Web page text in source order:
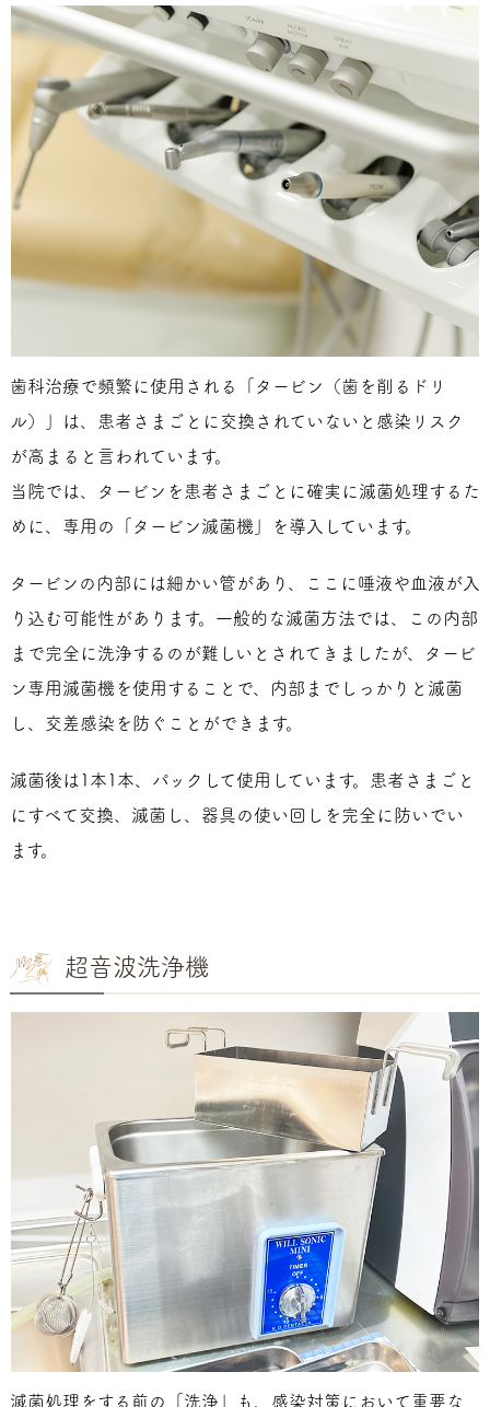
歯科治療で頻繁に使用される「タービン（歯を削るドリ
ル）」は、患者さまごとに交換されていないと感染リスク
が高まると言われています。
当院では、タービンを患者さまごとに確実に滅菌処理するた
めに、専用の「タービン滅菌機」を導入しています。
タービンの内部には細かい管があり、ここに唾液や血液が入
り込む可能性があります。一般的な滅菌方法では、この内部
まで完全に洗浄するのが難しいとされてきましたが、タービ
ン専用滅菌機を使用することで、内部までしっかりと滅菌
し、交差感染を防ぐことができます。
滅菌後は1本1本、パックして使用しています。患者さまごと
にすべて交換、滅菌し、器具の使い回しを完全に防いでい
ます。
超音波洗浄機
滅菌処理をする前の「洗浄」も、感染対策において重要な